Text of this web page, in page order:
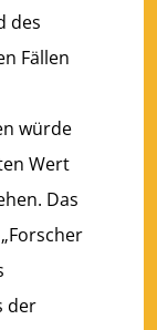
des
Fällen
würde
Wert
Das
der